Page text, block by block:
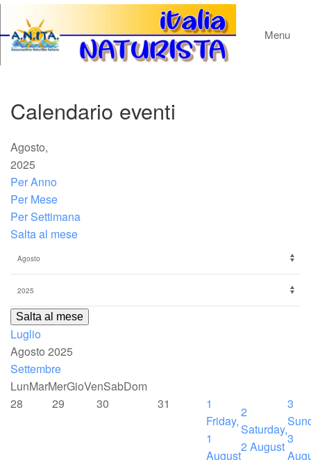
Menu
Calendario eventi
Agosto,
2025
Per Anno
Per Mese
Per Settimana
Salta al mese
Salta al mese
Luglio
Agosto 2025
Settembre
LunMarMerGioVenSabDom
28
29 30 31
1
Friday,
1
August
2
Saturday,
2 August
3
3